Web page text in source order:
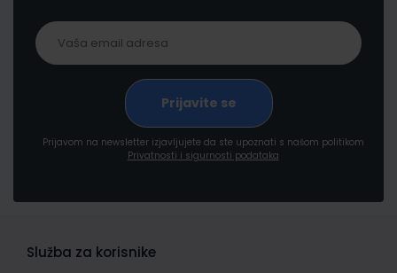
Prijavom na newsletter izjavljujete da ste upoznati s našom politikom
Privatnosti i sigurnosti podataka
Služba za korisnike